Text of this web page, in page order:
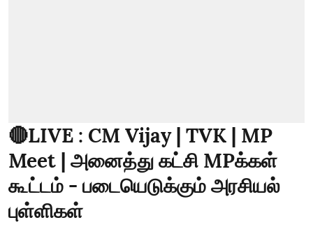
🔴LIVE : CM Vijay | TVK | MP
Meet | அனைத்து கட்சி MPக்கள்
கூட்டம் - படையெடுக்கும் அரசியல்
புள்ளிகள்